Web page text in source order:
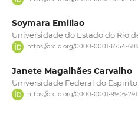
Soymara Emiliao
Universidade do Estado do Rio
https://orcid.org/0000-0001-6754-
Janete Magalhães Carvalho
Universidade Federal do Espirito
https://orcid.org/0000-0001-9906-